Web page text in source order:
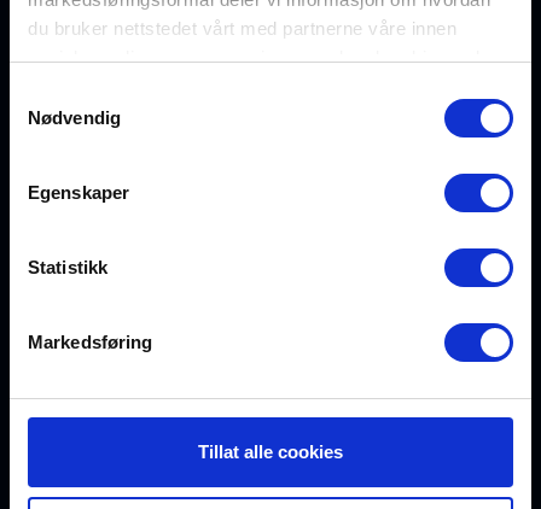
du bruker nettstedet vårt med partnerne våre innen
sosiale medier og annonsering, som kan kombinere den
eller som de har samlet inn gjennom din bruk av
tjenestene deres. Les mer om hvilke opplysninger vi
personvernerklæring
Nødvendig
Egenskaper
Statistikk
Markedsføring
Tillat alle cookies
0579 Oslo
Åpent alle hverdager
Hold deg oppdatert på fremtidens nettverksløsninger
Meld deg på nyhetsbrev →